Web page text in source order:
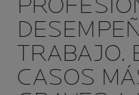
TRABAJO.
CASOS